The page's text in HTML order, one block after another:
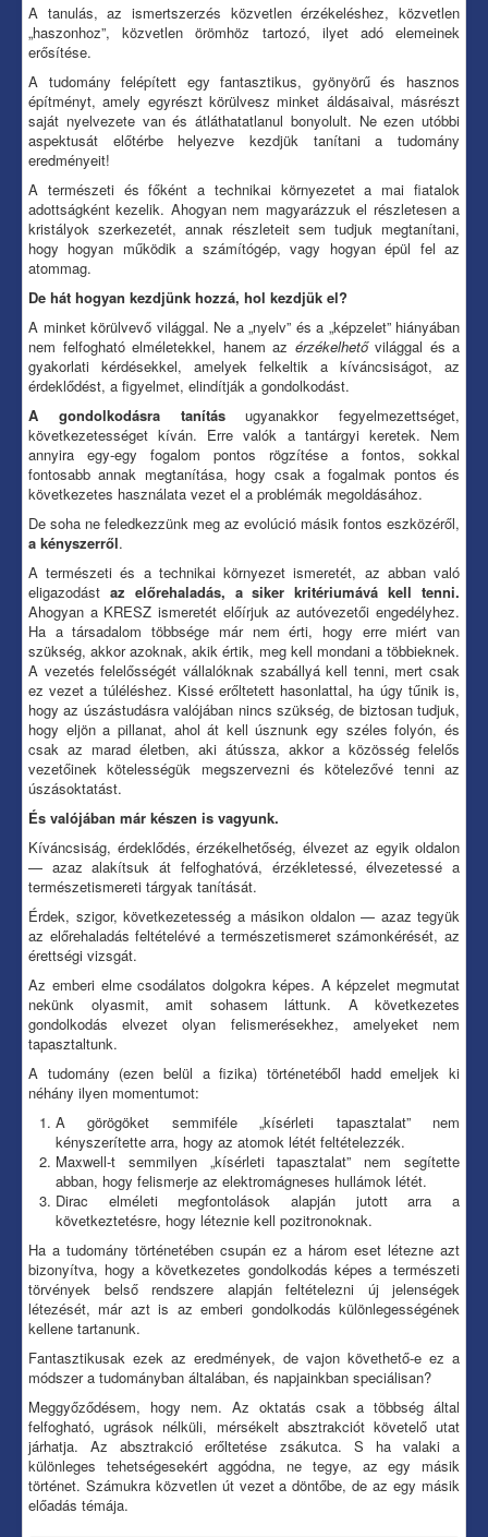
A tanulás, az ismertszerzés közvetlen érzékeléshez, közvetlen
„haszonhoz”, közvetlen örömhöz tartozó, ilyet adó elemeinek
erősítése.
A tudomány felépített egy fantasztikus, gyönyörű és hasznos
építményt, amely egyrészt körülvesz minket áldásaival, másrészt
saját nyelvezete van és átláthatatlanul bonyolult. Ne ezen utóbbi
aspektusát előtérbe helyezve kezdjük tanítani a tudomány
eredményeit!
A természeti és főként a technikai környezetet a mai fiatalok
adottságként kezelik. Ahogyan nem magyarázzuk el részletesen a
kristályok szerkezetét, annak részleteit sem tudjuk megtanítani,
hogy hogyan működik a számítógép, vagy hogyan épül fel az
atommag.
De hát hogyan kezdjünk hozzá, hol kezdjük el?
A minket körülvevő világgal. Ne a „nyelv” és a „képzelet” hiányában
nem felfogható elméletekkel, hanem az érzékelhető világgal és a
gyakorlati kérdésekkel, amelyek felkeltik a kíváncsiságot, az
érdeklődést, a figyelmet, elindítják a gondolkodást.
A gondolkodásra tanításugyanakkor fegyelmezettséget,
következetességet kíván. Erre valók a tantárgyi keretek. Nem
annyira egy-egy fogalom pontos rögzítése a fontos, sokkal
fontosabb annak megtanítása, hogy csak a fogalmak pontos és
következetes használata vezet el a problémák megoldásához.
De soha ne feledkezzünk meg az evolúció másik fontos eszközéről,
a kényszerről.
A természeti és a technikai környezet ismeretét, az abban való
eligazodást az előrehaladás, a siker kritériumává kell tenni.
Ahogyan a KRESZ ismeretét előírjuk az autóvezetői engedélyhez.
Ha a társadalom többsége már nem érti, hogy erre miért van
szükség, akkor azoknak, akik értik, meg kell mondani a többieknek.
A vezetés felelősségét vállalóknak szabállyá kell tenni, mert csak
ez vezet a túléléshez. Kissé erőltetett hasonlattal, ha úgy tűnik is,
hogy az úszástudásra valójában nincs szükség, de biztosan tudjuk,
hogy eljön a pillanat, ahol át kell úsznunk egy széles folyón, és
csak az marad életben, aki átússza, akkor a közösség felelős
vezetőinek kötelességük megszervezni és kötelezővé tenni az
úszásoktatást.
És valójában már készen is vagyunk.
Kíváncsiság, érdeklődés, érzékelhetőség, élvezet az egyik oldalon
— azaz alakítsuk át felfoghatóvá, érzékletessé, élvezetessé a
természetismereti tárgyak tanítását.
Érdek, szigor, következetesség a másikon oldalon — azaz tegyük
az előrehaladás feltételévé a természetismeret számonkérését, az
érettségi vizsgát.
Az emberi elme csodálatos dolgokra képes. A képzelet megmutat
nekünk olyasmit, amit sohasem láttunk. A következetes
gondolkodás elvezet olyan felismerésekhez, amelyeket nem
tapasztaltunk.
A tudomány (ezen belül a fizika) történetéből hadd emeljek ki
néhány ilyen momentumot:
A görögöket semmiféle „kísérleti tapasztalat” nem
kényszerítette arra, hogy az atomok létét feltételezzék.
Maxwell-t semmilyen „kísérleti tapasztalat” nem segítette
abban, hogy felismerje az elektromágneses hullámok létét.
Dirac elméleti megfontolások alapján jutott arra a
következtetésre, hogy léteznie kell pozitronoknak.
Ha a tudomány történetében csupán ez a három eset létezne azt
bizonyítva, hogy a következetes gondolkodás képes a természeti
törvények belső rendszere alapján feltételezni új jelenségek
létezését, már azt is az emberi gondolkodás különlegességének
kellene tartanunk.
Fantasztikusak ezek az eredmények, de vajon követhető-e ez a
módszer a tudományban általában, és napjainkban speciálisan?
Meggyőződésem, hogy nem. Az oktatás csak a többség által
felfogható, ugrások nélküli, mérsékelt absztrakciót követelő utat
járhatja. Az absztrakció erőltetése zsákutca. S ha valaki a
különleges tehetségesekért aggódna, ne tegye, az egy másik
történet. Számukra közvetlen út vezet a döntőbe, de az egy másik
előadás témája.